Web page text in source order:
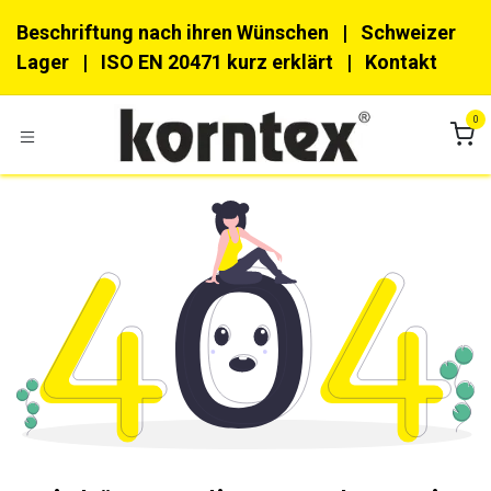
Beschriftung nach ihren Wünschen | Schweizer
Lager | ISO EN 20471 kurz erklärt | Kon​​takt
0